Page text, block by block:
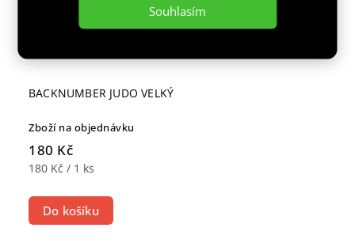
Souhlasím
BACKNUMBER JUDO VELKÝ
Zboží na objednávku
180 Kč
180 Kč / 1 ks
Do košíku